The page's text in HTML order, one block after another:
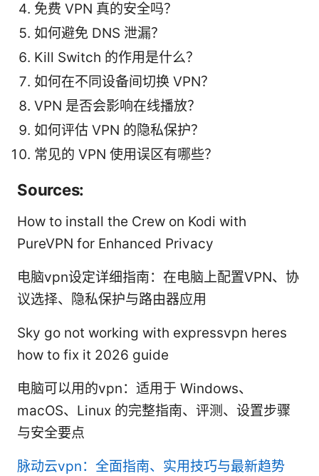
免费 VPN 真的安全吗？
如何避免 DNS 泄漏？
Kill Switch 的作用是什么？
如何在不同设备间切换 VPN？
VPN 是否会影响在线播放？
如何评估 VPN 的隐私保护？
常见的 VPN 使用误区有哪些？
Sources:
How to install the Crew on Kodi with
PureVPN for Enhanced Privacy
电脑vpn设定详细指南：在电脑上配置VPN、协
议选择、隐私保护与路由器应用
Sky go not working with expressvpn heres
how to fix it 2026 guide
电脑可以用的vpn：适用于 Windows、
macOS、Linux 的完整指南、评测、设置步骤
与安全要点
脉动云vpn：全面指南、实用技巧与最新趋势